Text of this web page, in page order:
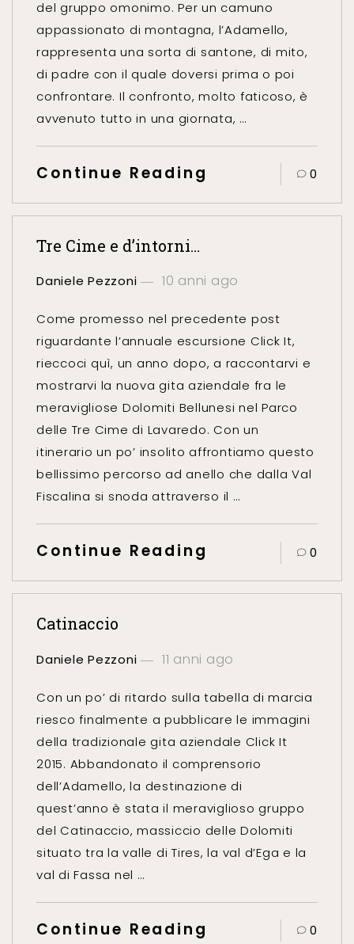
del gruppo omonimo. Per un camuno
appassionato di montagna, l’Adamello,
rappresenta una sorta di santone, di mito,
di padre con il quale doversi prima o poi
confrontare. Il confronto, molto faticoso, è
avvenuto tutto in una giornata, …
Continue Reading 0
Tre Cime e d’intorni…
Daniele Pezzoni 10 anni ago
Come promesso nel precedente post
riguardante l’annuale escursione Click It,
rieccoci quì, un anno dopo, a raccontarvi e
mostrarvi la nuova gita aziendale fra le
meravigliose Dolomiti Bellunesi nel Parco
delle Tre Cime di Lavaredo. Con un
itinerario un po’ insolito affrontiamo questo
bellissimo percorso ad anello che dalla Val
Fiscalina si snoda attraverso il …
Continue Reading 0
Catinaccio
Daniele Pezzoni 11 anni ago
Con un po’ di ritardo sulla tabella di marcia
riesco finalmente a pubblicare le immagini
della tradizionale gita aziendale Click It
2015. Abbandonato il comprensorio
dell’Adamello, la destinazione di
quest’anno è stata il meraviglioso gruppo
del Catinaccio, massiccio delle Dolomiti
situato tra la valle di Tires, la val d’Ega e la
val di Fassa nel …
Continue Reading 0